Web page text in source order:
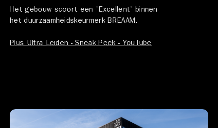
Het gebouw scoort een 'Excellent' binnen
het duurzaamheidskeurmerk BREAAM.
Plus Ultra Leiden - Sneak Peek - YouTube